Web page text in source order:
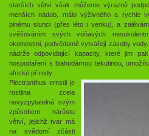
starších větví však můžeme výrazně
menších nádob, málo výživného a rychle
plnému slunci (přes léto i venku), a
svěšováním svých voňavých
okolnostmi, podvědomě vytvářejí zásoby
nádrže odpovídající kapacity, které jim
hospodaření s blahodárnou tekutinou,
africké přírody.
Plectranthus ernstii je
rostlina zcela
nevyzpytatelná svým
způsobem nárůstu
větví, jejichž tvar má
na svědomí zčásti